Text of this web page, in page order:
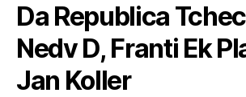
Da Republica
Nedv D, Franti Ek
Jan Koller